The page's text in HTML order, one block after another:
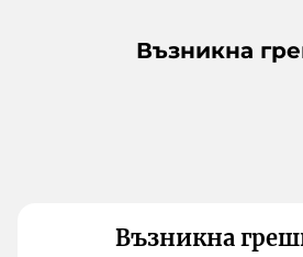
Възникна
Възникна